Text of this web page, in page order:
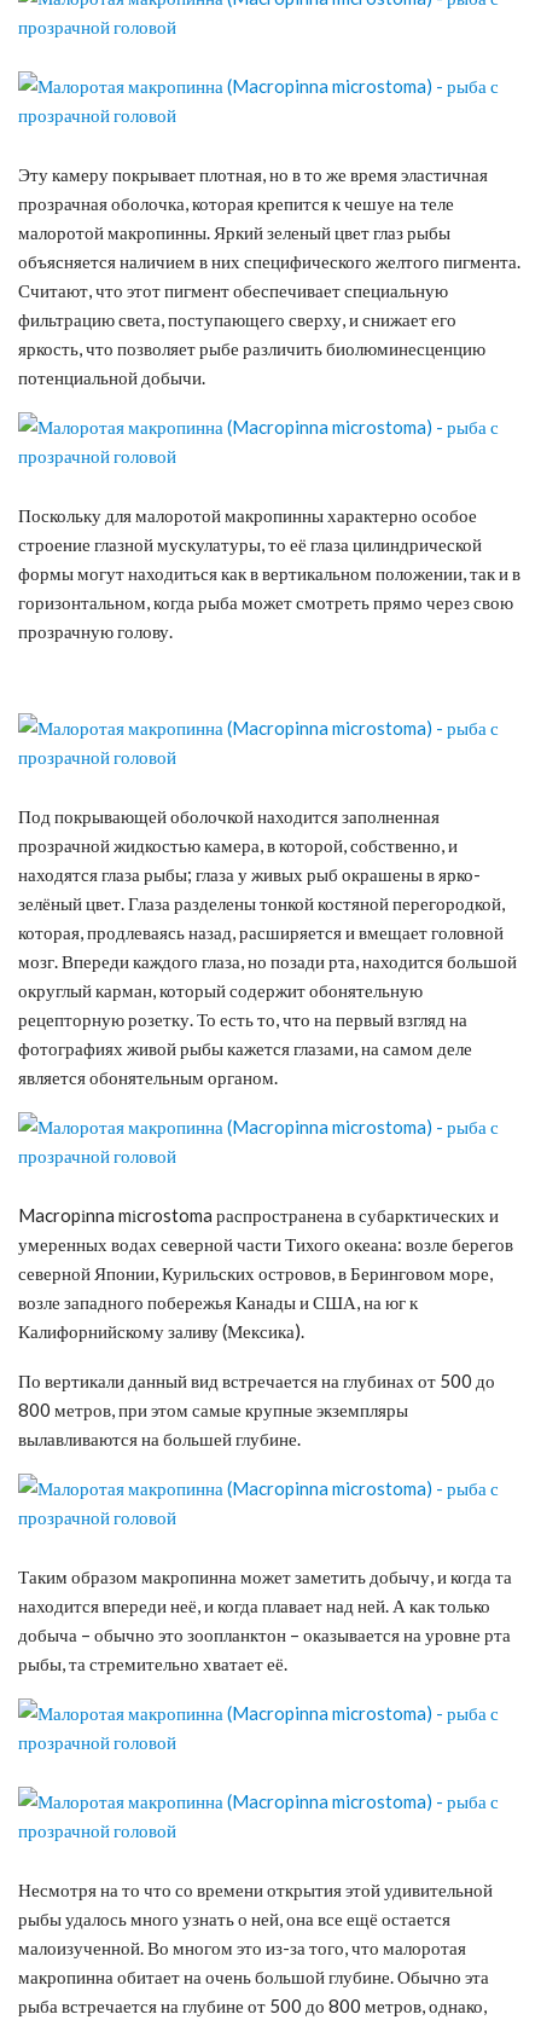
Эту камеру покрывает плотная, но в то же время эластичная
прозрачная оболочка, которая крепится к чешуе на теле
малоротой макропинны. Яркий зеленый цвет глаз рыбы
объясняется наличием в них специфического желтого пигмента.
Считают, что этот пигмент обеспечивает специальную
фильтрацию света, поступающего сверху, и снижает его
яркость, что позволяет рыбе различить биолюминесценцию
потенциальной добычи.
Поскольку для малоротой макропинны характерно особое
строение глазной мускулатуры, то её глаза цилиндрической
формы могут находиться как в вертикальном положении, так и в
горизонтальном, когда рыба может смотреть прямо через свою
прозрачную голову.
Под покрывающей оболочкой находится заполненная
прозрачной жидкостью камера, в которой, собственно, и
находятся глаза рыбы; глаза у живых рыб окрашены в ярко-
зелёный цвет. Глаза разделены тонкой костяной перегородкой,
которая, продлеваясь назад, расширяется и вмещает головной
мозг. Впереди каждого глаза, но позади рта, находится большой
округлый карман, который содержит обонятельную
рецепторную розетку. То есть то, что на первый взгляд на
фотографиях живой рыбы кажется глазами, на самом деле
является обонятельным органом.
Macropіnna mіcrostoma распространена в субарктических и
умеренных водах северной части Тихого океана: возле берегов
северной Японии, Курильских островов, в Беринговом море,
возле западного побережья Канады и США, на юг к
Калифорнийскому заливу (Мексика).
По вертикали данный вид встречается на глубинах от 500 до
800 метров, при этом самые крупные экземпляры
вылавливаются на большей глубине.
Таким образом макропинна может заметить добычу, и когда та
находится впереди неё, и когда плавает над ней. А как только
добыча – обычно это зоопланктон – оказывается на уровне рта
рыбы, та стремительно хватает её.
Несмотря на то что со времени открытия этой удивительной
рыбы удалось много узнать о ней, она все ещё остается
малоизученной. Во многом это из-за того, что малоротая
макропинна обитает на очень большой глубине. Обычно эта
рыба встречается на глубине от 500 до 800 метров, однако,